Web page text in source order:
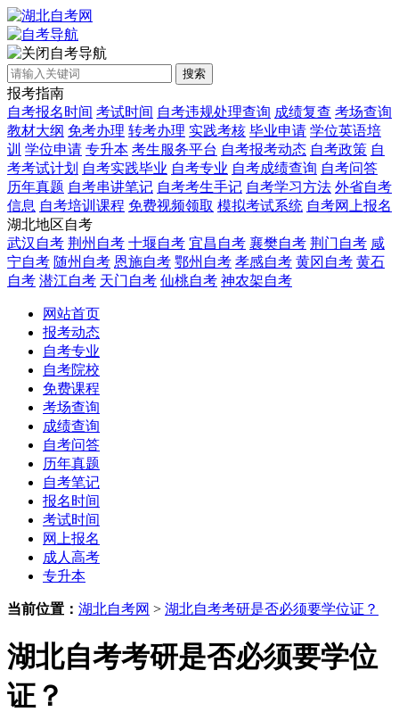
自考导航
搜索
报考指南
自考报名时间 考试时间 自考违规处理查询 成绩复查 考场查询
教材大纲 免考办理 转考办理 实践考核 毕业申请 学位英语培
训 学位申请 专升本 考生服务平台 自考报考动态 自考政策 自
考考试计划 自考实践毕业 自考专业 自考成绩查询 自考问答
历年真题 自考串讲笔记 自考考生手记 自考学习方法 外省自考
信息 自考培训课程 免费视频领取 模拟考试系统 自考网上报名
湖北地区自考
武汉自考 荆州自考 十堰自考 宜昌自考 襄樊自考 荆门自考 咸
宁自考 随州自考 恩施自考 鄂州自考 孝感自考 黄冈自考 黄石
自考 潜江自考 天门自考 仙桃自考 神农架自考
网站首页
报考动态
自考专业
自考院校
免费课程
考场查询
成绩查询
自考问答
历年真题
自考笔记
报名时间
考试时间
网上报名
成人高考
专升本
当前位置： 湖北自考网 > 湖北自考考研是否必须要学位证？
湖北自考考研是否必须要学位
证？